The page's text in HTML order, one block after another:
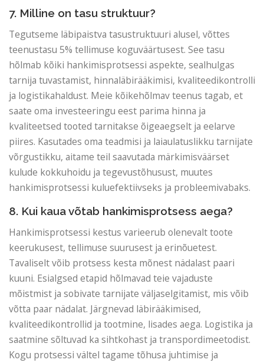
7. Milline on tasu struktuur?
Tegutseme läbipaistva tasustruktuuri alusel, võttes
teenustasu 5% tellimuse koguväärtusest. See tasu
hõlmab kõiki hankimisprotsessi aspekte, sealhulgas
tarnija tuvastamist, hinnaläbirääkimisi, kvaliteedikontrolli
ja logistikahaldust. Meie kõikehõlmav teenus tagab, et
saate oma investeeringu eest parima hinna ja
kvaliteetsed tooted tarnitakse õigeaegselt ja eelarve
piires. Kasutades oma teadmisi ja laiaulatuslikku tarnijate
võrgustikku, aitame teil saavutada märkimisväärset
kulude kokkuhoidu ja tegevustõhusust, muutes
hankimisprotsessi kuluefektiivseks ja probleemivabaks.
8. Kui kaua võtab hankimisprotsess aega?
Hankimisprotsessi kestus varieerub olenevalt toote
keerukusest, tellimuse suurusest ja erinõuetest.
Tavaliselt võib protsess kesta mõnest nädalast paari
kuuni. Esialgsed etapid hõlmavad teie vajaduste
mõistmist ja sobivate tarnijate väljaselgitamist, mis võib
võtta paar nädalat. Järgnevad läbirääkimised,
kvaliteedikontrollid ja tootmine, lisades aega. Logistika ja
saatmine sõltuvad ka sihtkohast ja transpordimeetodist.
Kogu protsessi vältel tagame tõhusa juhtimise ja